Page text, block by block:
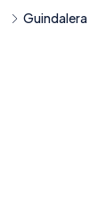
Guindalera